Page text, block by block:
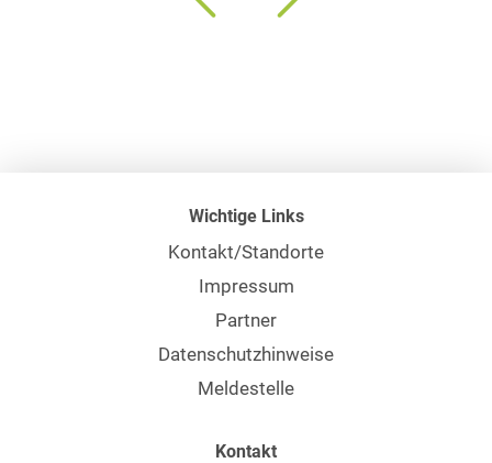
Wichtige Links
Kontakt/Standorte
Impressum
Partner
Datenschutzhinweise
Meldestelle
Kontakt